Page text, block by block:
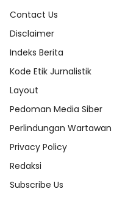
Contact Us
Disclaimer
Indeks Berita
Kode Etik Jurnalistik
Layout
Pedoman Media Siber
Perlindungan Wartawan
Privacy Policy
Redaksi
Subscribe Us